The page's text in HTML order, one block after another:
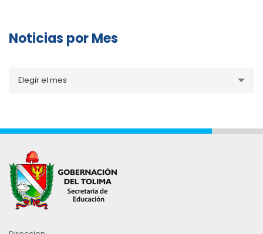
Noticias por Mes
porElegir el mes